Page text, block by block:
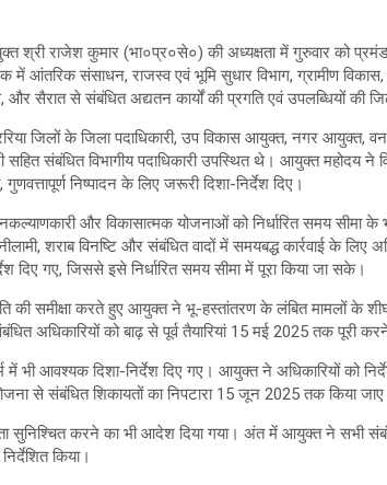
श्री राजेश कुमार (भा०प्र०से०) की अध्यक्षता में गुरुवार को
आंतरिक संसाधन, राजस्व एवं भूमि सुधार विभाग, ग्रामीण विकास,
और सैरात से संबंधित अद्यतन कार्यों की प्रगति एवं उपलब्धियों की
जिलों के जिला पदाधिकारी, उप विकास आयुक्त, नगर आयुक्त,
सहित संबंधित विभागीय पदाधिकारी उपस्थित थे। आयुक्त महोदय ने
निष्पादन के लिए जरूरी दिशा-निर्देश दिए।
और विकासात्मक योजनाओं को निर्धारित समय सीमा के
शराब विनष्टि और संबंधित वादों में समयबद्ध कार्रवाई के लिए
दिए गए, जिससे इसे निर्धारित समय सीमा में पूरा किया जा सके।
की समीक्षा करते हुए आयुक्त ने भू-हस्तांतरण के लंबित मामलों के
अधिकारियों को बाढ़ से पूर्व तैयारियां 15 मई 2025 तक पूरी
आवश्यक दिशा-निर्देश दिए गए। आयुक्त ने अधिकारियों को
से संबंधित शिकायतों का निपटारा 15 जून 2025 तक किया
सुनिश्चित करने का भी आदेश दिया गया। अंत में आयुक्त ने सभी
किया।